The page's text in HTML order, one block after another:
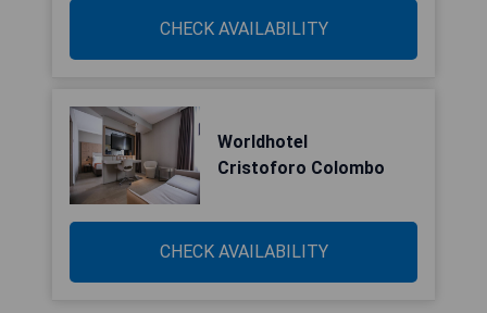
CHECK AVAILABILITY
Worldhotel
Cristoforo Colombo
CHECK AVAILABILITY